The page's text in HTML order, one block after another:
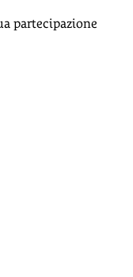
partecipazione